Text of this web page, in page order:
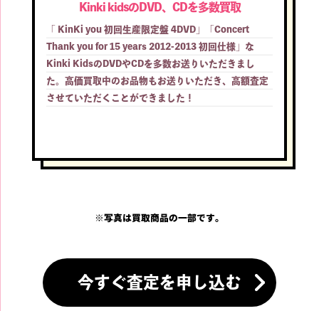
Kinki kidsのDVD、CDを多数買取
「 KinKi you 初回生産限定盤 4DVD」「Concert
Thank you for 15 years 2012-2013 初回仕様」な
Kinki KidsのDVDやCDを多数お送りいただきまし
た。高価買取中のお品物もお送りいただき、高額査定
させていただくことができました！
※写真は買取商品の一部です。
今すぐ査定を申し込む